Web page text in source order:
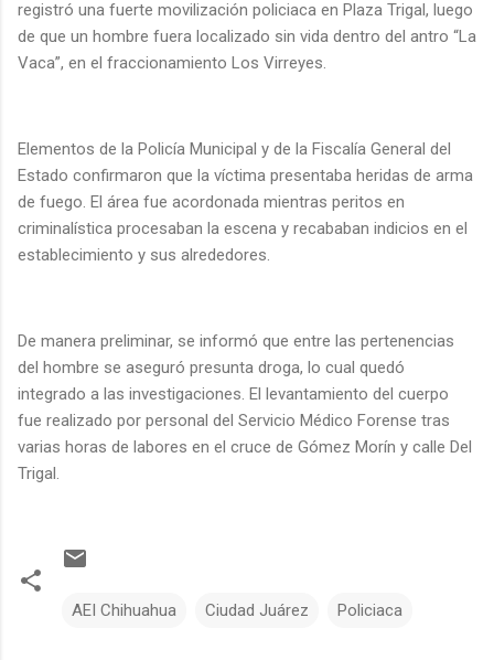
registró una fuerte movilización policiaca en Plaza Trigal, luego
de que un hombre fuera localizado sin vida dentro del antro “La
Vaca”, en el fraccionamiento Los Virreyes.
Elementos de la Policía Municipal y de la Fiscalía General del
Estado confirmaron que la víctima presentaba heridas de arma
de fuego. El área fue acordonada mientras peritos en
criminalística procesaban la escena y recababan indicios en el
establecimiento y sus alrededores.
De manera preliminar, se informó que entre las pertenencias
del hombre se aseguró presunta droga, lo cual quedó
integrado a las investigaciones. El levantamiento del cuerpo
fue realizado por personal del Servicio Médico Forense tras
varias horas de labores en el cruce de Gómez Morín y calle Del
Trigal.
AEI Chihuahua Ciudad Juárez Policiaca